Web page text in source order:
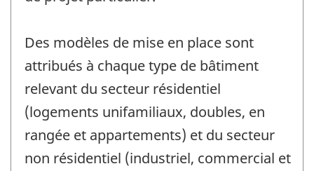
Des modèles de mise en place sont
attribués à chaque type de bâtiment
relevant du secteur résidentiel
(logements unifamiliaux, doubles, en
rangée et appartements) et du secteur
non résidentiel (industriel, commercial et